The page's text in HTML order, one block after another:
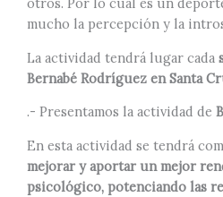
mucho la percepción y la
La actividad tendrá lugar cada
Bernabé Rodríguez en Santa
.- Presentamos la actividad de
En esta actividad se tendrá
mejorar y aportar un mejor
psicológico, potenciando las